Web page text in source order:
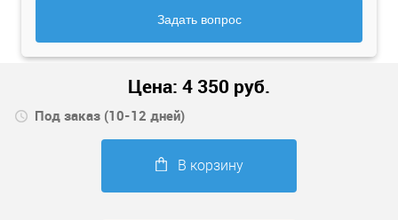
Задать вопрос
Цена: 4 350 руб.
Под заказ (10-12 дней)
В корзину